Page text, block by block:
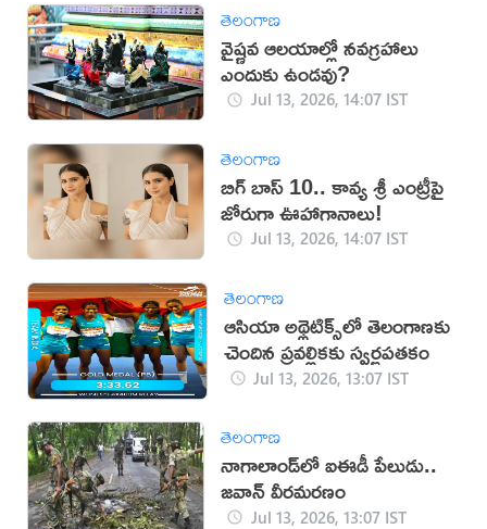
తెలంగాణ
వైష్ణవ ఆలయాల్లో నవగ్రహాలు
ఎందుకు ఉండవు?
Jul 13, 2026, 14:07 IST
తెలంగాణ
బిగ్ బాస్ 10.. కావ్య శ్రీ ఎంట్రీపై
జోరుగా ఊహాగానాలు!
Jul 13, 2026, 14:07 IST
తెలంగాణ
ఆసియా అథ్లెటిక్స్‌లో తెలంగాణకు
చెందిన ప్రవల్లికకు స్వర్ణపతకం
Jul 13, 2026, 13:07 IST
తెలంగాణ
నాగాలాండ్‌లో ఐఈడీ పేలుడు..
జవాన్ వీరమరణం
Jul 13, 2026, 13:07 IST